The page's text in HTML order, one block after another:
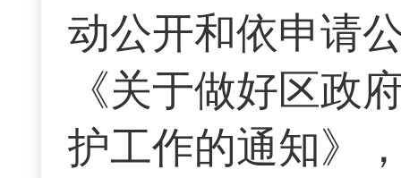
动公开和依申请
《关于做好区政
护工作的通知》